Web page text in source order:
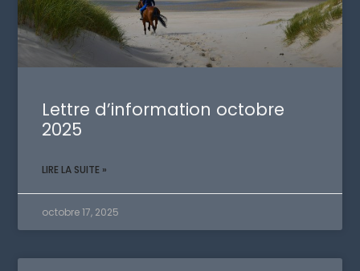
Lettre d’information octobre
2025
LIRE LA SUITE »
octobre 17, 2025